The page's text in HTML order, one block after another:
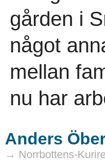
gården i
något
mellan
nu har
Anders
→ Norrbottens-